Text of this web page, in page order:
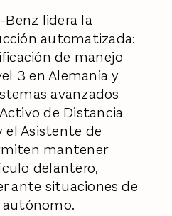
Benz lidera la
automatizada:
de manejo
3 en Alemania y
avanzados
de Distancia
el Asistente de
mantener
delantero,
ante situaciones de
autónomo.